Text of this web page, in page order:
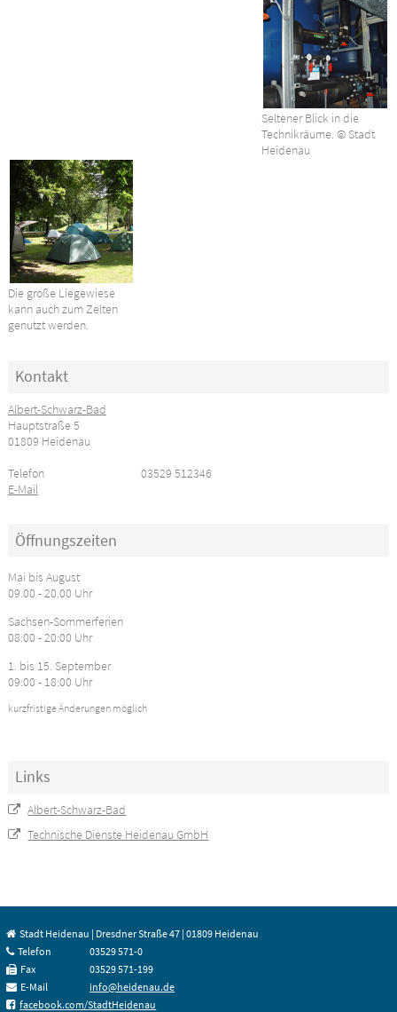
Seltener Blick in die
Technikräume. © Stadt
Heidenau
Die große Liegewiese
kann auch zum Zelten
genutzt werden.
Kontakt
Albert-Schwarz-Bad
Hauptstraße 5
01809 Heidenau
Telefon
03529 512346
E-Mail
Öffnungszeiten
Mai bis August
09.00 - 20.00 Uhr
Sachsen-Sommerferien
08:00 - 20:00 Uhr
1. bis 15. September
09:00 - 18:00 Uhr
kurzfristige Änderungen möglich
Links
Albert-Schwarz-Bad
Technische Dienste Heidenau GmbH
Stadt Heidenau | Dresdner Straße 47 | 01809 Heidenau
Telefon
03529 571-0
Fax
03529 571-199
E-Mail
info@heidenau.de
facebook.com/StadtHeidenau